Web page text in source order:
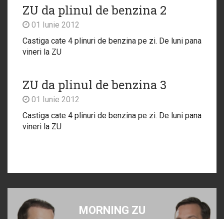
ZU da plinul de benzina 2
01 Iunie 2012
Castiga cate 4 plinuri de benzina pe zi. De luni pana
vineri la ZU
ZU da plinul de benzina 3
01 Iunie 2012
Castiga cate 4 plinuri de benzina pe zi. De luni pana
vineri la ZU
MORNING ZU